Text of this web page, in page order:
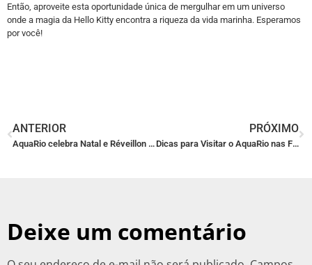
Então, aproveite esta oportunidade única de mergulhar em um universo
onde a magia da Hello Kitty encontra a riqueza da vida marinha. Esperamos
por você!
ANTERIOR
AquaRio celebra Natal e Réveillon com atrações especiais
PRÓXIMO
Dicas para Visitar o AquaRio nas Férias
Deixe um comentário